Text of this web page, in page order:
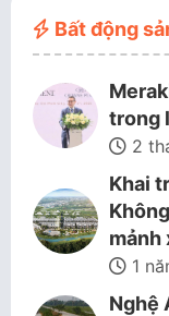
Bất động
trong
2
Khai
mảnh
1
Nghệ